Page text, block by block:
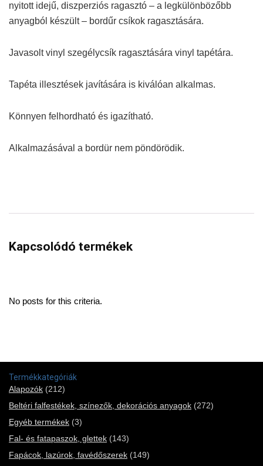
nyitott idejű, diszperziós ragasztó – a legkülönbözőbb
anyagból készült – bordűr csíkok ragasztására.
Javasolt vinyl szegélycsík ragasztására vinyl tapétára.
Tapéta illesztések javítására is kiválóan alkalmas.
Könnyen felhordható és igazítható.
Alkalmazásával a bordür nem pöndörödik.
Kapcsolódó termékek
No posts for this criteria.
Termékkategóriák
Alapozók (212)
Beltéri falfestékek, színezők, dekorációs anyagok (272)
Egyéb termékek (3)
Fal- és fatapaszok, glettek (143)
Fapácok, lazúrok, favédőszerek (149)